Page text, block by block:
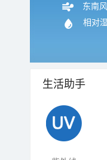
东南
相对
生活助手